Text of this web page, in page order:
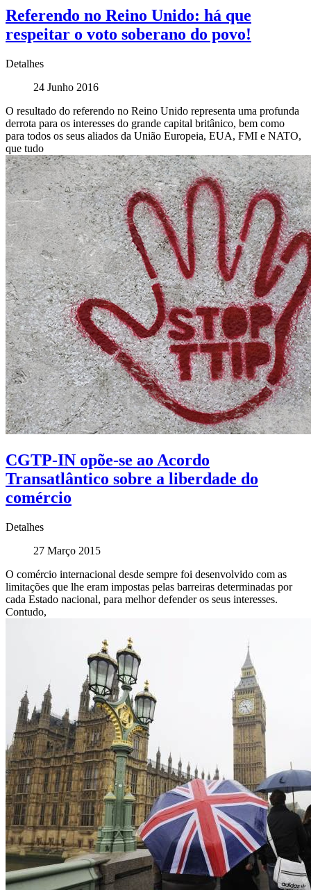
Referendo no Reino Unido: há que
respeitar o voto soberano do povo!
Detalhes
24 Junho 2016
O resultado do referendo no Reino Unido representa uma profunda
derrota para os interesses do grande capital britânico, bem como
para todos os seus aliados da União Europeia, EUA, FMI e NATO,
que tudo
CGTP-IN opõe-se ao Acordo
Transatlântico sobre a liberdade do
comércio
Detalhes
27 Março 2015
O comércio internacional desde sempre foi desenvolvido com as
limitações que lhe eram impostas pelas barreiras determinadas por
cada Estado nacional, para melhor defender os seus interesses.
Contudo,